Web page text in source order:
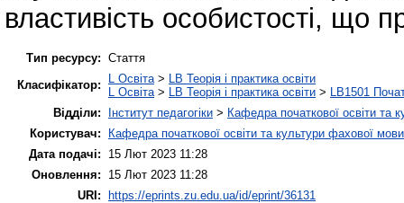
властивість особистості, що
Тип ресурсу: Стаття
Класифікатор:
L Освіта > LB Теорія і практика освіти
L Освіта > LB Теорія і практика освіти > LB1501
Відділи:
Інститут педагогіки > Кафедра початкової освіти та
Користувач:
Кафедра початкової освіти та культури фахової мови
Дата подачі:
15 Лют 2023 11:28
Оновлення:
15 Лют 2023 11:28
URI: https://eprints.zu.edu.ua/id/eprint/36131